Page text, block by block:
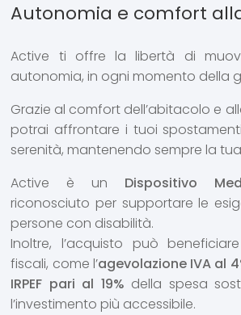
Autonomia e comfort
Active ti offre la libertà di
autonomia, in ogni momento della
Grazie al comfort dell’abitacolo e
potrai affrontare i tuoi
serenità, mantenendo sempre la
Active è un Dispositivo
riconosciuto per supportare le
persone con disabilità.
Inoltre, l’acquisto può
fiscali, come l’agevolazione IVA al
IRPEF pari al 19% della spesa
l’investimento più accessibile.